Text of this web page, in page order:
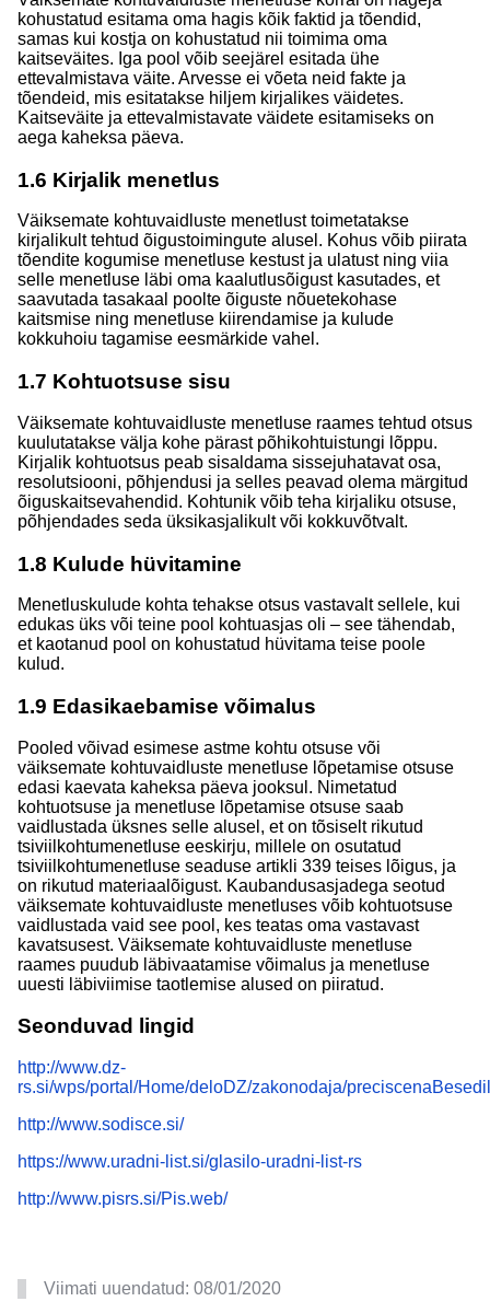
kohustatud esitama oma hagis kõik faktid ja tõendid,
samas kui kostja on kohustatud nii toimima oma
kaitseväites. Iga pool võib seejärel esitada ühe
ettevalmistava väite. Arvesse ei võeta neid fakte ja
tõendeid, mis esitatakse hiljem kirjalikes väidetes.
Kaitseväite ja ettevalmistavate väidete esitamiseks on
aega kaheksa päeva.
1.6 Kirjalik menetlus
Väiksemate kohtuvaidluste menetlust toimetatakse
kirjalikult tehtud õigustoimingute alusel. Kohus võib piirata
tõendite kogumise menetluse kestust ja ulatust ning viia
selle menetluse läbi oma kaalutlusõigust kasutades, et
saavutada tasakaal poolte õiguste nõuetekohase
kaitsmise ning menetluse kiirendamise ja kulude
kokkuhoiu tagamise eesmärkide vahel.
1.7 Kohtuotsuse sisu
Väiksemate kohtuvaidluste menetluse raames tehtud otsus
kuulutatakse välja kohe pärast põhikohtuistungi lõppu.
Kirjalik kohtuotsus peab sisaldama sissejuhatavat osa,
resolutsiooni, põhjendusi ja selles peavad olema märgitud
õiguskaitsevahendid. Kohtunik võib teha kirjaliku otsuse,
põhjendades seda üksikasjalikult või kokkuvõtvalt.
1.8 Kulude hüvitamine
Menetluskulude kohta tehakse otsus vastavalt sellele, kui
edukas üks või teine pool kohtuasjas oli – see tähendab,
et kaotanud pool on kohustatud hüvitama teise poole
kulud.
1.9 Edasikaebamise võimalus
Pooled võivad esimese astme kohtu otsuse või
väiksemate kohtuvaidluste menetluse lõpetamise otsuse
edasi kaevata kaheksa päeva jooksul. Nimetatud
kohtuotsuse ja menetluse lõpetamise otsuse saab
vaidlustada üksnes selle alusel, et on tõsiselt rikutud
tsiviilkohtumenetluse eeskirju, millele on osutatud
tsiviilkohtumenetluse seaduse artikli 339 teises lõigus, ja
on rikutud materiaalõigust. Kaubandusasjadega seotud
väiksemate kohtuvaidluste menetluses võib kohtuotsuse
vaidlustada vaid see pool, kes teatas oma vastavast
kavatsusest. Väiksemate kohtuvaidluste menetluse
raames puudub läbivaatamise võimalus ja menetluse
uuesti läbiviimise taotlemise alused on piiratud.
Seonduvad lingid
http://www.dz-
rs.si/wps/portal/Home/deloDZ/zakonodaja/
http://www.sodisce.si/
https://www.uradni-list.si/glasilo-uradni-list-rs
http://www.pisrs.si/Pis.web/
Viimati uuendatud: 08/01/2020